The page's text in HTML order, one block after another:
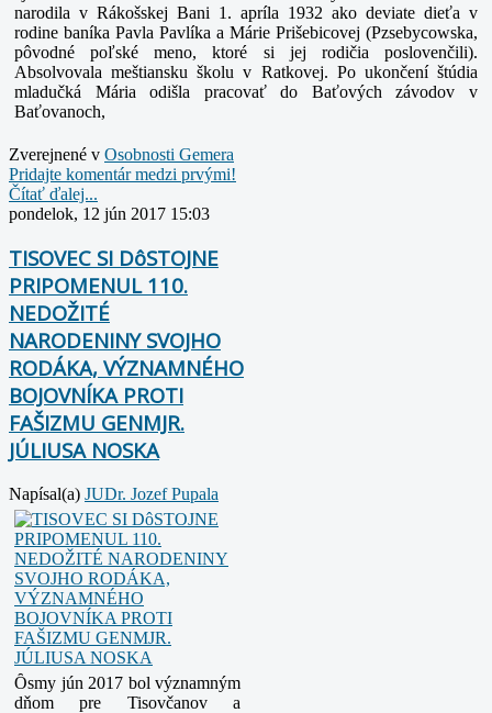
narodila v Rákošskej Bani 1. apríla 1932 ako deviate dieťa v
rodine baníka Pavla Pavlíka a Márie Prišebicovej (Pzsebycowska,
pôvodné poľské meno, ktoré si jej rodičia poslovenčili).
Absolvovala meštiansku školu v Ratkovej. Po ukončení štúdia
mladučká Mária odišla pracovať do Baťových závodov v
Baťovanoch,
Zverejnené v Osobnosti Gemera
Pridajte komentár medzi prvými!
Čítať ďalej...
pondelok, 12 jún 2017 15:03
TISOVEC SI DôSTOJNE
PRIPOMENUL 110.
NEDOŽITÉ
NARODENINY SVOJHO
RODÁKA, VÝZNAMNÉHO
BOJOVNÍKA PROTI
FAŠIZMU GENMJR.
JÚLIUSA NOSKA
Napísal(a) JUDr. Jozef Pupala
Ȏsmy jún 2017 bol významným
dňom pre Tisovčanov a